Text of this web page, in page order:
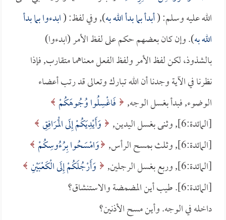
الله عليه وسلم: (أبدأ بما بدأ الله به), وفي لفظ: (ابدءوا بما بدأ
الله به). وإن كان بعضهم حكم على لفظ الأمر (ابدءوا)
بالشذوذ، لكن لفظ الأمر ولفظ الفعل معناهما متقارب, فإذا
نظرنا في الآية وجدنا أن الله تبارك وتعالى قد رتب أعضاء
الوضوء, فبدأ بغسل الوجه, فَاغْسِلُوا وُجُوهَكُمْ
[المائدة:6], وثنى بغسل اليدين,
وَأَيْدِيَكُمْ إِلَى الْمَرَافِقِ
[المائدة:6], وثلث بمسح الرأس,
وَامْسَحُوا بِرُءُوسِكُمْ
[المائدة:6], وربع بغسل الرجلين,
وَأَرْجُلَكُمْ إِلَى الْكَعْبَيْنِ
[المائدة:6]. طيب أين المضمضة والاستنشاق؟
داخله في الوجه. وأين مسح الأذنين؟